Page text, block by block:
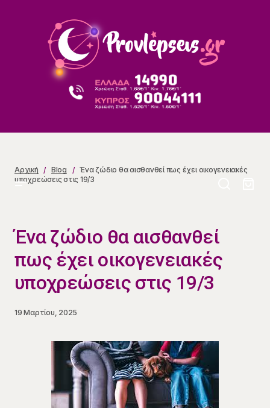
Αρχική Blog
Ένα ζώδιο θα αισθανθεί πως έχει οικογενειακές
υποχρεώσεις στις 19/3
Ένα ζώδιο θα αισθανθεί
πως έχει οικογενειακές
υποχρεώσεις στις 19/3
19 Μαρτίου, 2025